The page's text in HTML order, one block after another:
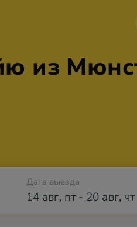
из
Дата выезда
14 авг, пт- 20 авг, чт